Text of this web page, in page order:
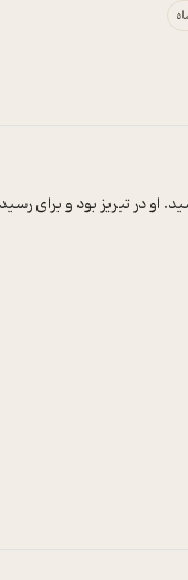
او در تبریز بود و